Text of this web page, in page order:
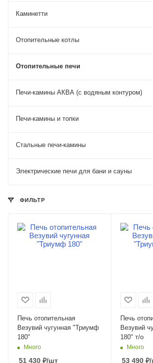
Каминетти
Отопительные котлы
Отопительные печи
Печи-камины АКВА (с водяным контуром)
Печи-камины и топки
Стальные печи-камины
Электрические печи для бани и сауны
ФИЛЬТР
Печь отопительная
Везувий чугунная "Триумф
180"
Много
51 430 ₽/шт
Печь
Везувий
180" т/о
Много
53 490₽/